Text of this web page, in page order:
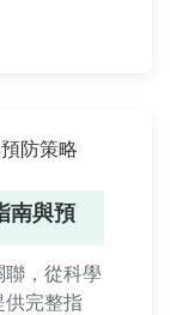
南與預
，從科學
供完整指